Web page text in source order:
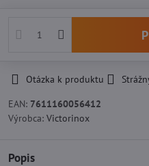
Otázka k produktu
EAN: 7611160056412
Výrobca: Victorinox
Popis